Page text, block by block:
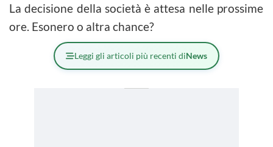
La decisione della società è attesa nelle prossime
ore. Esonero o altra chance?
Leggi gli articoli più recenti diNews